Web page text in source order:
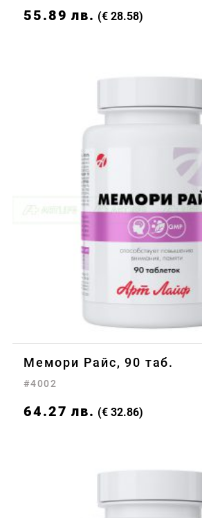
55.89 лв. (€ 28.58)
Мемори Райс, 90 таб.
#4002
64.27 лв. (€ 32.86)